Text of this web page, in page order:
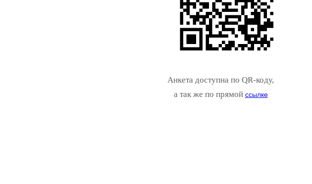
Анкета доступна по QR-коду,
а так же по прямой ссылке